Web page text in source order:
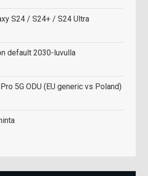
S24 / S24+ / S24 Ultra
default 2030-luvulla
5G ODU (EU generic vs Poland)